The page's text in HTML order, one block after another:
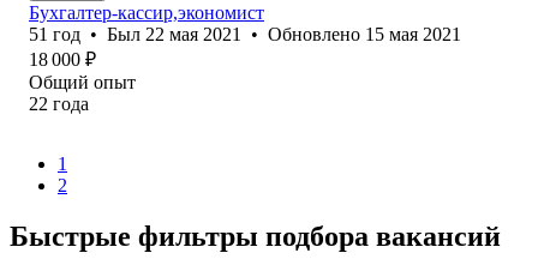
Бухгалтер-кассир,экономист
51 год • Был 22 мая 2021 • Обновлено 15 мая 2021
18 000 ₽
Общий опыт
22 года
1
2
Быстрые фильтры подбора вакансий